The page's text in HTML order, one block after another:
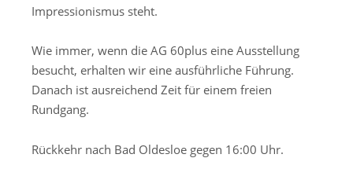
Impressionismus steht.
Wie immer, wenn die AG 60plus eine Ausstellung
besucht, erhalten wir eine ausführliche Führung.
Danach ist ausreichend Zeit für einem freien
Rundgang.
Rückkehr nach Bad Oldesloe gegen 16:00 Uhr.